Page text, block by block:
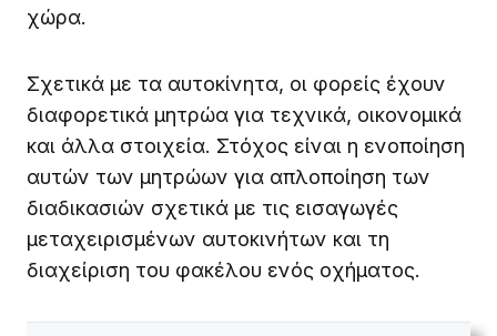
χώρα.
Σχετικά με τα αυτοκίνητα, οι φορείς έχουν
διαφορετικά μητρώα για τεχνικά, οικονομικά
και άλλα στοιχεία. Στόχος είναι η ενοποίηση
αυτών των μητρώων για απλοποίηση των
διαδικασιών σχετικά με τις εισαγωγές
μεταχειρισμένων αυτοκινήτων και τη
διαχείριση του φακέλου ενός οχήματος.